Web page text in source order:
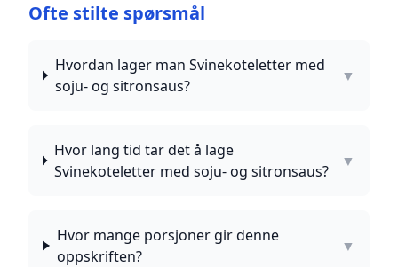
Ofte stilte spørsmål
Hvordan lager man Svinekoteletter med
soju- og sitronsaus?
▼
Hvor lang tid tar det å lage
Svinekoteletter med soju- og sitronsaus?
▼
Hvor mange porsjoner gir denne
oppskriften?
▼